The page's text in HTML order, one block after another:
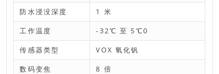
防水浸没深度 1 米
工作温度 -32℃ 至 5℃0
传感器类型 VOX 氧化钒
数码变焦 8 倍